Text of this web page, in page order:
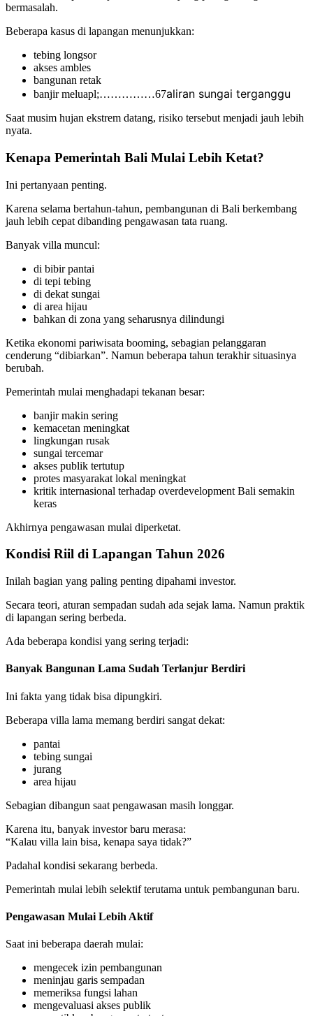
bermasalah.
Beberapa kasus di lapangan menunjukkan:
tebing longsor
akses ambles
bangunan retak
banjir meluapl;……………67aliran sungai terganggu
Saat musim hujan ekstrem datang, risiko tersebut menjadi jauh lebih
nyata.
Kenapa Pemerintah Bali Mulai Lebih Ketat?
Ini pertanyaan penting.
Karena selama bertahun-tahun, pembangunan di Bali berkembang
jauh lebih cepat dibanding pengawasan tata ruang.
Banyak villa muncul:
di bibir pantai
di tepi tebing
di dekat sungai
di area hijau
bahkan di zona yang seharusnya dilindungi
Ketika ekonomi pariwisata booming, sebagian pelanggaran
cenderung “dibiarkan”. Namun beberapa tahun terakhir situasinya
berubah.
Pemerintah mulai menghadapi tekanan besar:
banjir makin sering
kemacetan meningkat
lingkungan rusak
sungai tercemar
akses publik tertutup
protes masyarakat lokal meningkat
kritik internasional terhadap overdevelopment Bali semakin
keras
Akhirnya pengawasan mulai diperketat.
Kondisi Riil di Lapangan Tahun 2026
Inilah bagian yang paling penting dipahami investor.
Secara teori, aturan sempadan sudah ada sejak lama. Namun praktik
di lapangan sering berbeda.
Ada beberapa kondisi yang sering terjadi:
Banyak Bangunan Lama Sudah Terlanjur Berdiri
Ini fakta yang tidak bisa dipungkiri.
Beberapa villa lama memang berdiri sangat dekat:
pantai
tebing sungai
jurang
area hijau
Sebagian dibangun saat pengawasan masih longgar.
Karena itu, banyak investor baru merasa:
“Kalau villa lain bisa, kenapa saya tidak?”
Padahal kondisi sekarang berbeda.
Pemerintah mulai lebih selektif terutama untuk pembangunan baru.
Pengawasan Mulai Lebih Aktif
Saat ini beberapa daerah mulai:
mengecek izin pembangunan
meninjau garis sempadan
memeriksa fungsi lahan
mengevaluasi akses publik